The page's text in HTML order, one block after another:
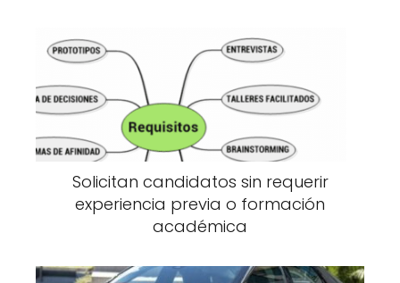
Solicitan candidatos sin requerir
experiencia previa o formación
académica